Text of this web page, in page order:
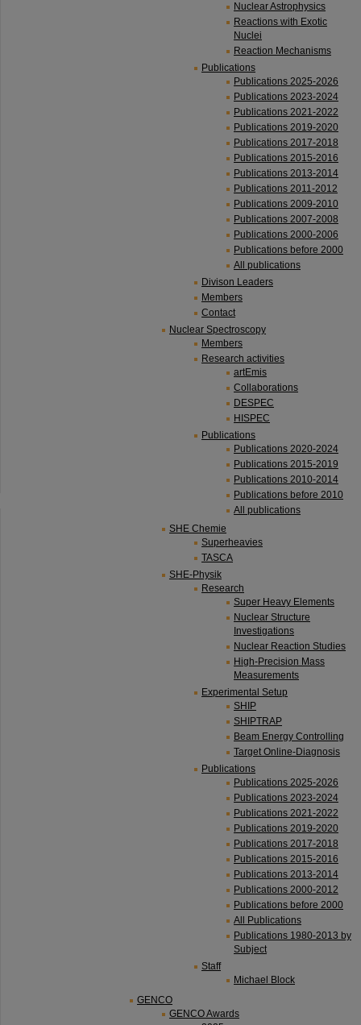
Nuclear Astrophysics
Reactions with Exotic
Nuclei
Reaction Mechanisms
Publications
Publications 2025-2026
Publications 2023-2024
Publications 2021-2022
Publications 2019-2020
Publications 2017-2018
Publications 2015-2016
Publications 2013-2014
Publications 2011-2012
Publications 2009-2010
Publications 2007-2008
Publications 2000-2006
Publications before 2000
All publications
Divison Leaders
Members
Contact
Nuclear Spectroscopy
Members
Research activities
artEmis
Collaborations
DESPEC
HISPEC
Publications
Publications 2020-2024
Publications 2015-2019
Publications 2010-2014
Publications before 2010
All publications
SHE Chemie
Superheavies
TASCA
SHE-Physik
Research
Super Heavy Elements
Nuclear Structure
Investigations
Nuclear Reaction Studies
High-Precision Mass
Measurements
Experimental Setup
SHIP
SHIPTRAP
Beam Energy Controlling
Target Online-Diagnosis
Publications
Publications 2025-2026
Publications 2023-2024
Publications 2021-2022
Publications 2019-2020
Publications 2017-2018
Publications 2015-2016
Publications 2013-2014
Publications 2000-2012
Publications before 2000
All Publications
Publications 1980-2013 by
Subject
Staff
Michael Block
GENCO
GENCO Awards